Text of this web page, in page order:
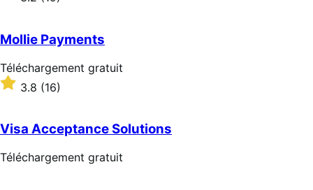
5 étoiles
Mollie Payments
Téléchargement
gratuit
Téléchargement gratuit
Noté
3.8
5 étoiles
3.8 (16)
Visa Acceptance Solutions
Téléchargement
Téléchargement gratuit